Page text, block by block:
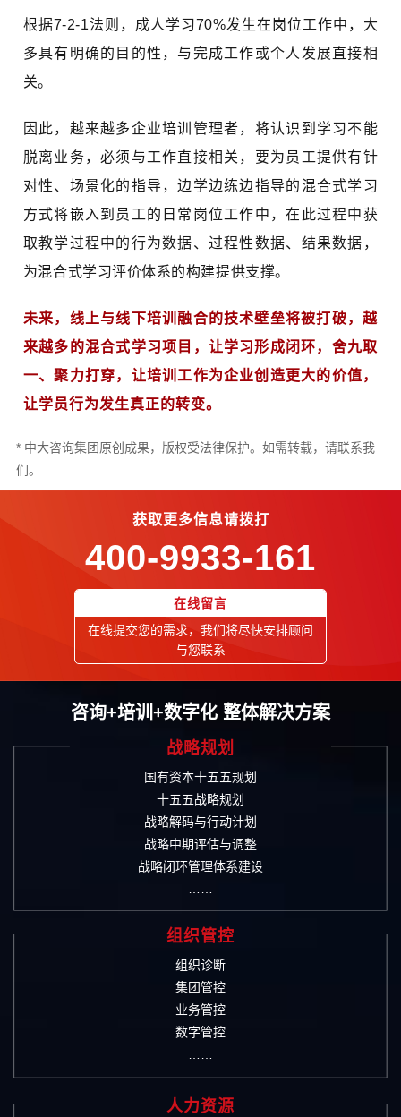
根据7-2-1法则，成人学习70%发生在岗位工作中，大
多具有明确的目的性，与完成工作或个人发展直接相
关。
因此，越来越多企业培训管理者，将认识到学习不能
脱离业务，必须与工作直接相关，要为员工提供有针
对性、场景化的指导，边学边练边指导的混合式学习
方式将嵌入到员工的日常岗位工作中，在此过程中获
取教学过程中的行为数据、过程性数据、结果数据，
为混合式学习评价体系的构建提供支撑。
未来，线上与线下培训融合的技术壁垒将被打破，越
来越多的混合式学习项目，让学习形成闭环，舍九取
一、聚力打穿，让培训工作为企业创造更大的价值，
让学员行为发生真正的转变。
* 中大咨询集团原创成果，版权受法律保护。如需转载，请联系我
们。
获取更多信息请拨打
400-9933-161
在线留言
在线提交您的需求，我们将尽快安排顾问
与您联系
咨询+培训+数字化 整体解决方案
战略规划
国有资本十五五规划
十五五战略规划
战略解码与行动计划
战略中期评估与调整
战略闭环管理体系建设
……
组织管控
组织诊断
集团管控
业务管控
数字管控
……
人力资源